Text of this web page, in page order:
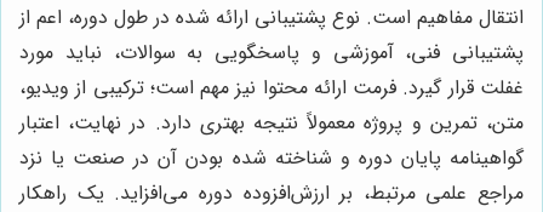
انتقال مفاهیم است. نوع پشتیبانی ارائه شده در طول دوره، اعم از
پشتیبانی فنی، آموزشی و پاسخگویی به سوالات، نباید مورد
غفلت قرار گیرد. فرمت ارائه محتوا نیز مهم است؛ ترکیبی از ویدیو،
متن، تمرین و پروژه معمولاً نتیجه بهتری دارد. در نهایت، اعتبار
گواهینامه پایان دوره و شناخته شده بودن آن در صنعت یا نزد
مراجع علمی مرتبط، بر ارزش‌افزوده دوره می‌افزاید. یک راهکار